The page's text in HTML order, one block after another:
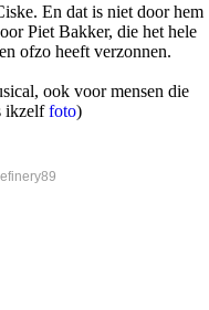
En dat is niet door hem
Piet Bakker, die het hele
ofzo heeft verzonnen.
ook voor mensen die
ikzelffoto)